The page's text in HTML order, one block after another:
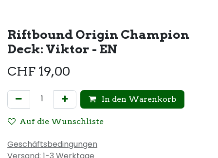
Riftbound Origin Champion
Deck: Viktor - EN
CHF 19,00
In den Warenkorb
Auf die Wunschliste
Geschäftsbedingungen